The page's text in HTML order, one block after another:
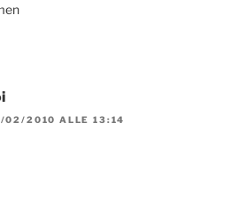
02/2010 ALLE 13:14